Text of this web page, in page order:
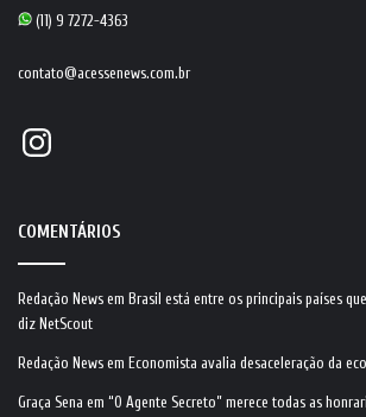
(11) 9 7272-4363
contato@acessenews.com.br
Instagram
COMENTÁRIOS
Redação News em Brasil está entre os principais países
diz NetScout
Redação News em Economista avalia desaceleração da
Graça Sena em “O Agente Secreto” merece todas as